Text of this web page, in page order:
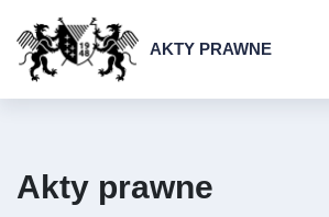
AKTY PRAWNE
Akty prawne